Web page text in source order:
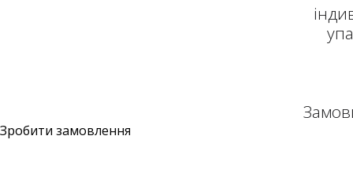
Зробити замовлення